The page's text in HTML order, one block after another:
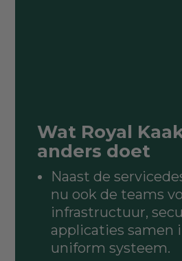
Wat Royal
anders doet
Naast de
nu ook de teams
infrastructuur,
applicaties samen
uniform systeem.